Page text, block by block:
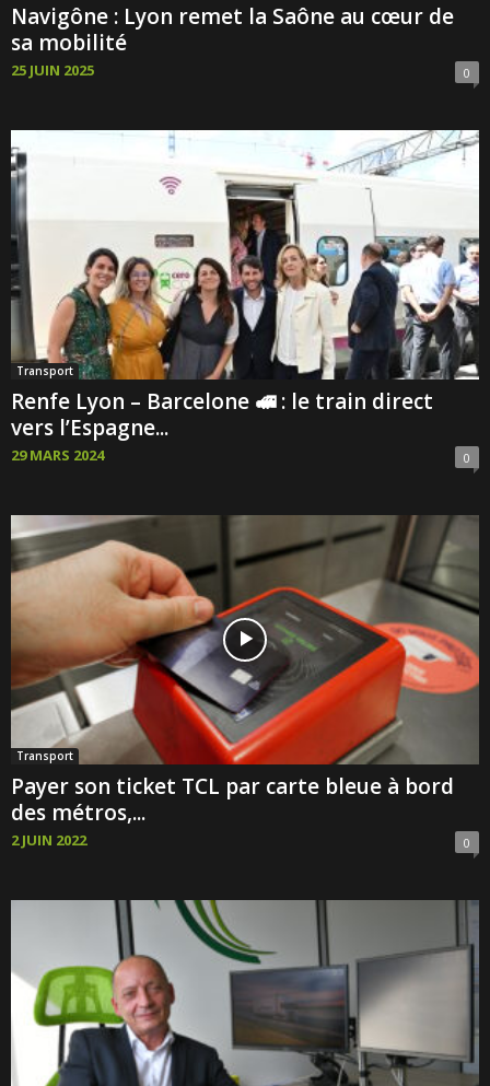
Navigône : Lyon remet la Saône au cœur de
sa mobilité
25 JUIN 2025 0
Transport
Renfe Lyon – Barcelone 🚅 : le train direct
vers l’Espagne...
29 MARS 2024 0
Transport
Payer son ticket TCL par carte bleue à bord
des métros,...
2 JUIN 2022 0